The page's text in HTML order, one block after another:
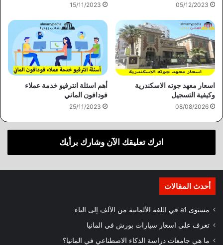
05/12/2023
15/11/2023
اسعار معهد جوته الاسكندرية
وكيفية التسجيل
08/08/2026
أهم اسئلة انترفيو خدمة عملاء
فودافون الماني
25/11/2023
اترك تعليقك الآن وشارك برأيك
أحدث المقالات
مستوى a1 في اللغة الألمانية من الألف إلى الياء
تعرف على اسعار سيارات بورش في المانيا
ما هي جامعات دراسة الذكاء الاصطناعي في المانيا؟